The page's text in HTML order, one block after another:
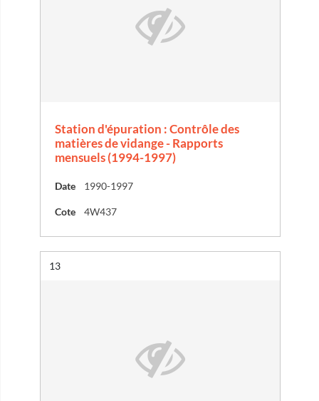
Station d'épuration : Contrôle des
matières de vidange - Rapports
mensuels (1994-1997)
Date 1990-1997
Cote 4W437
Résultat n°
13